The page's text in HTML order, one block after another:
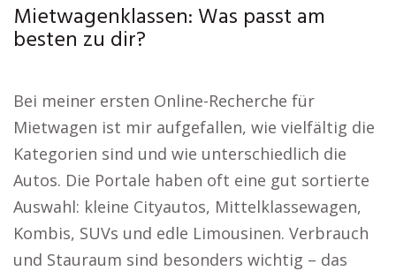
Mietwagenklassen: Was passt am
besten zu dir?
Bei meiner ersten Online-Recherche für
Mietwagen ist mir aufgefallen, wie vielfältig die
Kategorien sind und wie unterschiedlich die
Autos. Die Portale haben oft eine gut sortierte
Auswahl: kleine Cityautos, Mittelklassewagen,
Kombis, SUVs und edle Limousinen. Verbrauch
und Stauraum sind besonders wichtig – das